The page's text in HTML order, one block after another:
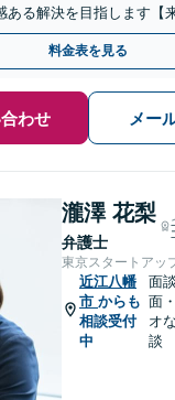
ある解決を目指します【
料金表を見る
わせ メー
瀧澤 花梨
弁護士
東京スタートアッ
近江八幡
市 からも
相談受付
中
面
面
オ
談